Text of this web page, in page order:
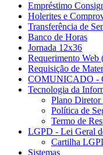
Empréstimo
Holerites e
Transferência de
Banco de Horas
Jornada 12x36
Requerimento
Requisição de
COMUNICADO -
Tecnologia da
Plano
Política de
Termo de
LGPD - Lei Geral
Cartilha
Sistemas